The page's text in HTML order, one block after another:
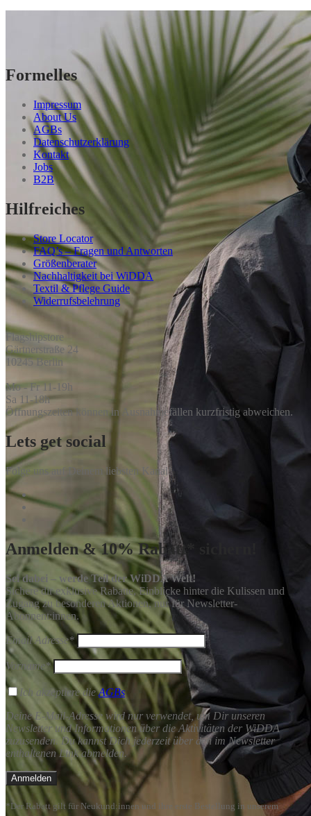
Formelles
Impressum
About Us
AGBs
Datenschutzerklärung
Kontakt
Jobs
B2B
Hilfreiches
Store Locator
FAQ’s – Fragen und Antworten
Größenberater
Nachhaltigkeit bei WiDDA
Textil & Pflege Guide
Widerrufsbelehrung
Flagshipstore
Gärtnerstraße 24
10245 Berlin
Mo - Fr 11-19h
Sa 11-18h
Öffnungszeiten können in Ausnahmefällen kurzfristig abweichen.
Lets get social
Folge uns auf Deinem liebsten Kanal!
Anmelden & 10% Rabatt* sichern!
Sei dabei – werde Teil der WiDDA Welt!
Sichere dir exklusive Rabatte, Einblicke hinter die Kulissen und
Zugang zu besonderen Aktionen, nur für Newsletter-
Abonnent:innen.
Email Adresse*
Vorname*
Ich akzeptiere dieAGBs
Deine E-Mail-Adresse wird nur verwendet, um Dir unseren
Newsletter und Informationen über die Aktivitäten der WiDDA
zuzusenden. Du kannst Dich jederzeit über den im Newsletter
enthaltenen Link abmelden.
*Der Rabatt gilt für Neukund:innen und ihre erste Bestellung in unserem